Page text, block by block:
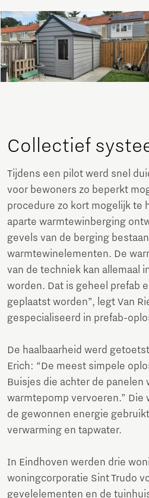
Collectief
Tijdens een pilot werd snel
voor bewoners zo beperkt
procedure zo kort mogelijk te
aparte warmtewinberging
gevels van de berging
warmtewinelementen. De
van de techniek kan allemaal
worden. Dat is geheel prefab
geplaatst worden”, legt Van
gespecialiseerd in prefab-
De haalbaarheid werd
Erich: “De meest simpele
Buisjes die achter de panelen
warmtepomp vervoeren.” Die
de gewonnen energie
verwarming en tapwater.
In Eindhoven werden drie
woningcorporatie Sint Trudo
gevelelementen en de